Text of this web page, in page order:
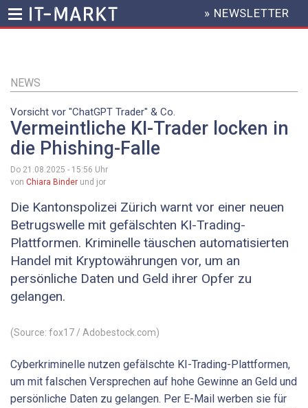
Inhalt
HEADER
MENU
» NEWSLETTER
NEWS
Vorsicht vor "ChatGPT Trader" & Co.
Vermeintliche KI-Trader locken in
die Phishing-Falle
Do 21.08.2025 - 15:56 Uhr
von Chiara Binder und jor
Die Kantonspolizei Zürich warnt vor einer neuen
Betrugswelle mit gefälschten KI-Trading-
Plattformen. Kriminelle täuschen automatisierten
Handel mit Kryptowährungen vor, um an
persönliche Daten und Geld ihrer Opfer zu
gelangen.
(Source: fox17 / Adobestock.com)
Cyberkriminelle nutzen gefälschte KI-Trading-Plattformen,
um mit falschen Versprechen auf hohe Gewinne an Geld und
persönliche Daten zu gelangen. Per E-Mail werben sie für